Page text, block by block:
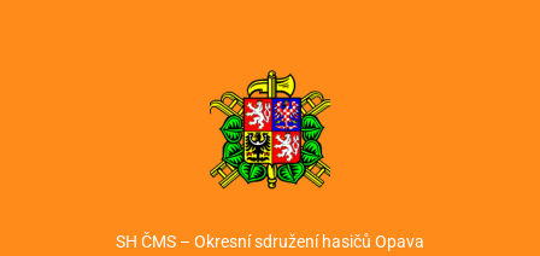
SH ČMS – Okresní sdružení hasičů Opava